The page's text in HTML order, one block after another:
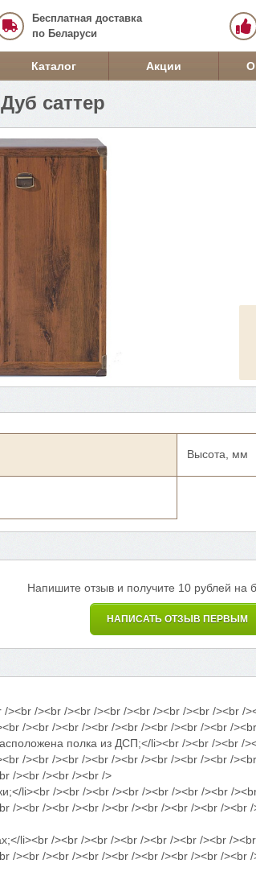
Бесплатная доставка
по Беларуси
Каталог Акции
саттер
Высота, мм
Напишите отзыв и получите 10 рублей на
НАПИСАТЬ ОТЗЫВ ПЕРВЫМ
><br /><br /><br /><br /><br /><br /><br /><br /
/><br /><br /><br /><br /><br /><br /><br /
полка из ДСП;</li><br /><br /><br /
/><br /><br /><br /><br /><br /><br /><br /
/><br /><br /><br />
li><br /><br /><br /><br /><br /><br /><br /
/><br /><br /><br /><br /><br /><br /><br /
li><br /><br /><br /><br /><br /><br /><br /
/><br /><br /><br /><br /><br /><br /><br /